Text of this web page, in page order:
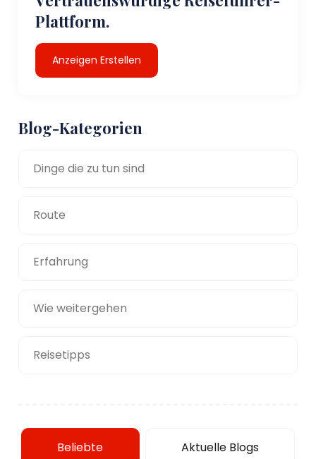
Plattform.
Anzeigen Erstellen
Blog-Kategorien
Dinge die zu tun sind
Route
Erfahrung
Wie weitergehen
Reisetipps
Beliebte Aktuelle Blogs